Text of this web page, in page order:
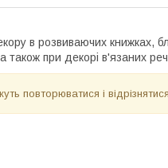
в розвиваючих книжках,
також при декорі в'язаних
повторюватися і